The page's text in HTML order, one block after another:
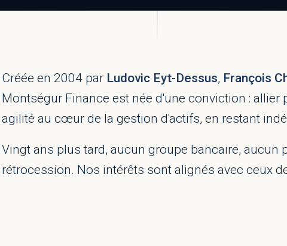
Créée en 2004 par Ludovic Eyt-Dessus, François
Montségur Finance est née d'une conviction : allier
agilité au cœur de la gestion d'actifs, en restant
Vingt ans plus tard, aucun groupe bancaire, aucun
rétrocession. Nos intérêts sont alignés avec ceux